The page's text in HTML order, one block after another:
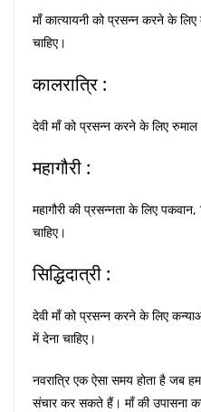
माँ कात्यायनी को प्रसन्न करने के
चाहिए।
कालरात्रि :
देवी माँ को प्रसन्न करने के लिए
महागौरी :
महागौरी की प्रसन्नता के लिए
चाहिए।
सिद्धिदात्री :
देवी माँ को प्रसन्न करने के लिए
में देना चाहिए।
नवरात्रि एक ऐसा समय होता है जब
संचार कर सकते हैं। माँ की उपासना